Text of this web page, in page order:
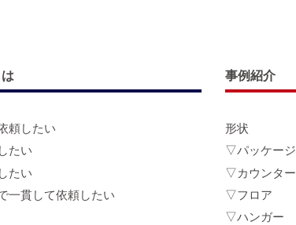
頼したい
たい
たい
一貫して依頼したい
事例紹介
形状
▽パッケージ
▽カウンター
▽フロア
▽ハンガー